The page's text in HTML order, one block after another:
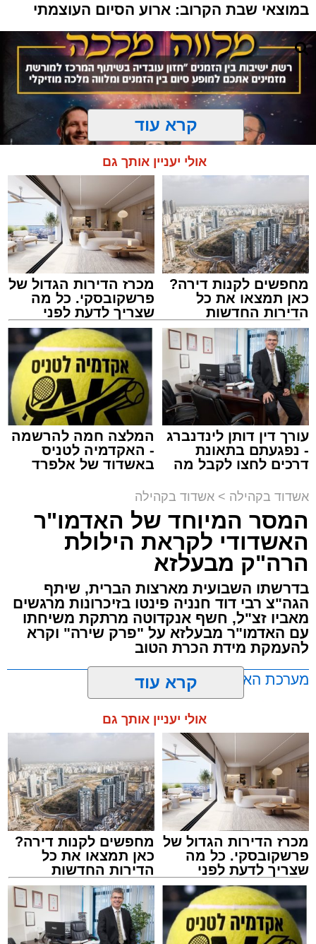
במוצאי שבת הקרוב: ארוע הסיום העוצמתי
המרכז למורשת
מנהל האתר / 10:42 06.08.26
תגים:המרכז למורשת, "מהות"
ימים ספורים לתום בין הזמנים אב שהיה גדוש
בפעילויות שונות ומגוונות, במוצאי שבת הקרוב,
מלכה על ידי "המרכז למורשת" בראשות מ"מ ראש
העיר הרב אבי אמסלם בשיתוף הרשות העירונית
'מהות' בראשות חבר מועצת העיר הרב מני אזולאי.
האירוע הענק יתקיים כאמור ע"י 'המרכז למורשת'
ובשיתוף רשת ישיבות בין הזמנים 'חזון עובדיה'
מבית הרשות העירונית 'מהות' במסגרתה פועלות
עשרות נקודות של ישיבות בין הזמנים ברחבי העיר
שבהם לומדים מאות בחורי ישיבות ומתעלים
בתורה גם בימי החופש.
במופע סיום בין הזמנים שישולב עם מלווה מלכה
מוזיקלי יופיעו על במה אחת ענקי הזמר והרגש,
בנצי שטיין, יצחק בן ארזה ושמוליק קליין בליווי
תזמורת מורחבת בניצוחו של מאסטרו דני אבידני.
קרא עוד
אולי יעניין אותך גם
מחפשים לקנות דירה?
כאן תמצאו את כל
הדירות החדשות
למכירה באשדוד >>>
מכרז הדירות הגדול של
פרשקובסקי. כל מה
שצריך לדעת לפני
שמגישים הצעה לדירה
באשדוד
עורך דין דותן לינדנברג
- נפגעתם בתאונת
דרכים לחצו לקבל מה
המלצה חמה להרשמה
- האקדמיה לטניס
באשדוד של אלפרד
אשדוד בקהילה > אשדוד בקהילה
המסר המיוחד של האדמו"ר
האשדודי לקראת הילולת
הרה"ק מבעלזא
בדרשתו השבועית מארצות הברית, שיתף
הגה"צ רבי דוד חנניה פינטו בזיכרונות מרגשים
מאביו זצ"ל, חשף אנקדוטה מרתקת משיחתו
עם האדמו"ר מבעלזא על "פרק שירה" וקרא
להעמקת מידת הכרת הטוב
מערכת האתר / 00:23 06.08.26
תגים:אשדוד, בעלזא, הילולא
קרא עוד
אולי יעניין אותך גם
מכרז הדירות הגדול של
פרשקובסקי. כל מה
שצריך לדעת לפני
שמגישים הצעה לדירה
באשדוד
מחפשים לקנות דירה?
כאן תמצאו את כל
הדירות החדשות
למכירה באשדוד >>>